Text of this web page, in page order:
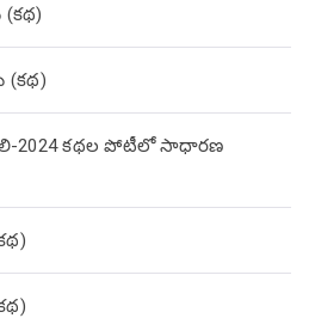
(కథ)
(కథ)
2024 కథల పోటీలో సాధారణ